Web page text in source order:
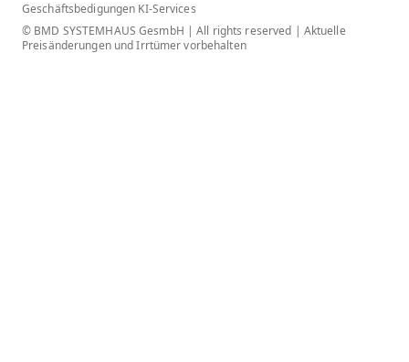
Geschäftsbedigungen KI-Services
© BMD SYSTEMHAUS GesmbH | All rights reserved | Aktuelle
Preisänderungen und Irrtümer vorbehalten